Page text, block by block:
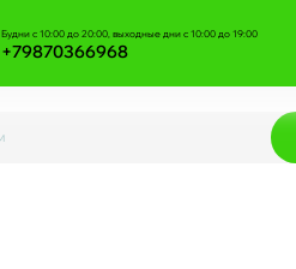
Будни с 10:00 до 20:00, выходные дни с 10:00 до 19:00
+79870366968